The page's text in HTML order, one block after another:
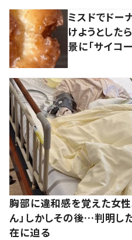
ミスドでドー
けようとし
景に「サイコ
胸部に違和感を覚えた女
ん」しかしその後…判明し
在に迫る